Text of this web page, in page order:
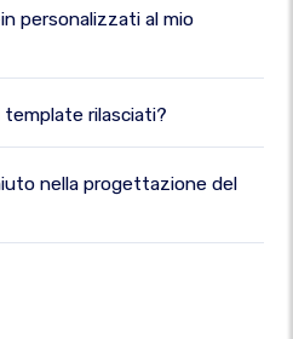
personalizzati al mio
rilasciati?
nella progettazione del